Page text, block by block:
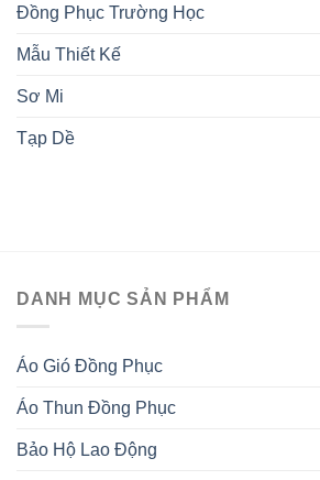
Đồng Phục Trường Học
Mẫu Thiết Kế
Sơ Mi
Tạp Dề
DANH MỤC SẢN PHẨM
Áo Gió Đồng Phục
Áo Thun Đồng Phục
Bảo Hộ Lao Động